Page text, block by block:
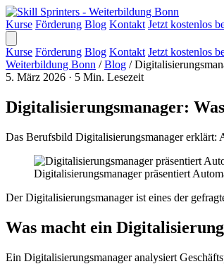
Kurse Förderung Blog Kontakt Jetzt kostenlos
Kurse Förderung Blog Kontakt Jetzt kostenlos
Weiterbildung Bonn / Blog /
5. März 2026 · 5 Min. Lesezeit
Digitalisierungsmanager:
Das Berufsbild Digitalisierungsmanager erklärt:
Digitalisierungsmanager präsentiert
Der Digitalisierungsmanager ist eines der
Was macht ein
Ein Digitalisierungsmanager analysiert